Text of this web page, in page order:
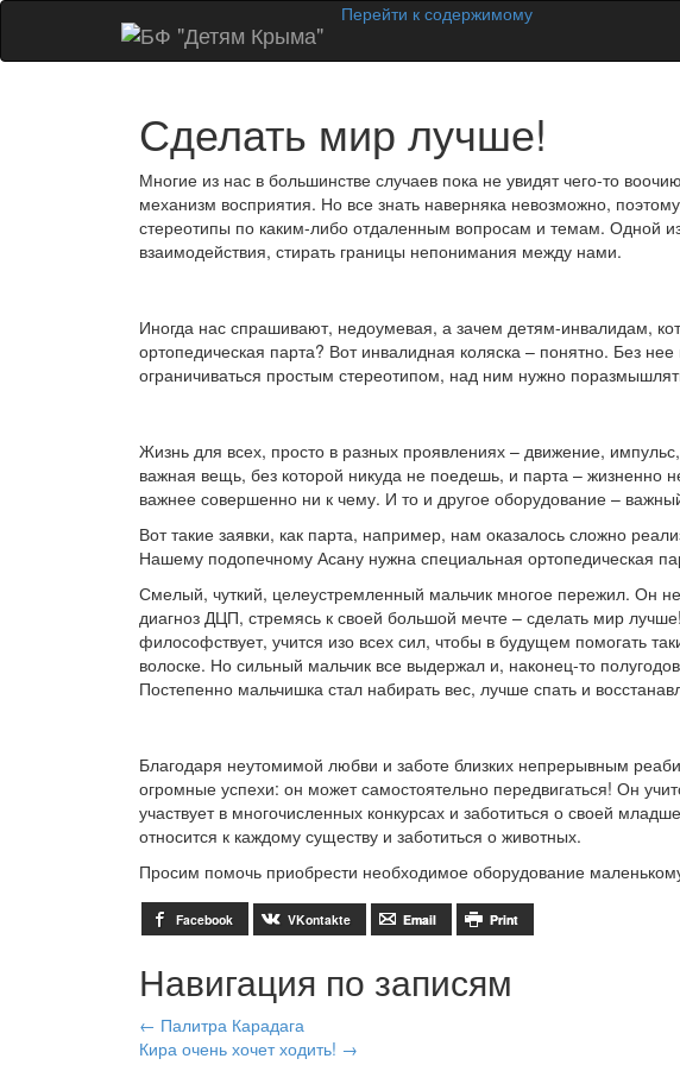
Перейти к содержимому
Сделать мир лучше!
Многие из нас в большинстве случаев пока не увидят чего-то
механизм восприятия. Но все знать наверняка невозможно,
стереотипы по каким-либо отдаленным вопросам и темам. Одной
взаимодействия, стирать границы непонимания между нами.
Иногда нас спрашивают, недоумевая, а зачем детям-инвалидам,
ортопедическая парта? Вот инвалидная коляска – понятно. Без
ограничиваться простым стереотипом, над ним нужно
Жизнь для всех, просто в разных проявлениях – движение,
важная вещь, без которой никуда не поедешь, и парта – жизненно
важнее совершенно ни к чему. И то и другое оборудование –
Вот такие заявки, как парта, например, нам оказалось сложно
Нашему подопечному Асану нужна специальная ортопедическая
Смелый, чуткий, целеустремленный мальчик многое пережил. Он
диагноз ДЦП, стремясь к своей большой мечте – сделать мир
философствует, учится изо всех сил, чтобы в будущем помогать
волоске. Но сильный мальчик все выдержал и, наконец-то
Постепенно мальчишка стал набирать вес, лучше спать и
Благодаря неутомимой любви и заботе близких непрерывным
огромные успехи: он может самостоятельно передвигаться! Он
участвует в многочисленных конкурсах и заботиться о своей
относится к каждому существу и заботиться о животных.
Просим помочь приобрести необходимое оборудование
Facebook VKontakte Email Print
Навигация по записям
← Палитра Карадага
Кира очень хочет ходить! →